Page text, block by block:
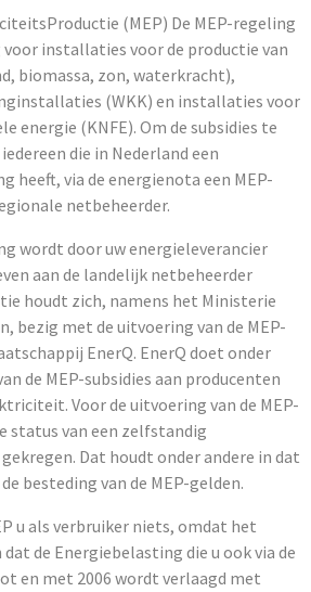
(MEP) De MEP-regeling
voor installaties voor de productie van
biomassa, zon, waterkracht),
(WKK) en installaties voor
energie (KNFE). Om de subsidies te
die in Nederland een
via de energienota een MEP-
netbeheerder.
wordt door uw energieleverancier
aan de landelijk netbeheerder
houdt zich, namens het Ministerie
bezig met de uitvoering van de MEP-
EnerQ. EnerQ doet onder
de MEP-subsidies aan producenten
Voor de uitvoering van de MEP-
status van een zelfstandig
Dat houdt onder andere in dat
besteding van de MEP-gelden.
u als verbruiker niets, omdat het
de Energiebelasting die u ook via de
en met 2006 wordt verlaagd met